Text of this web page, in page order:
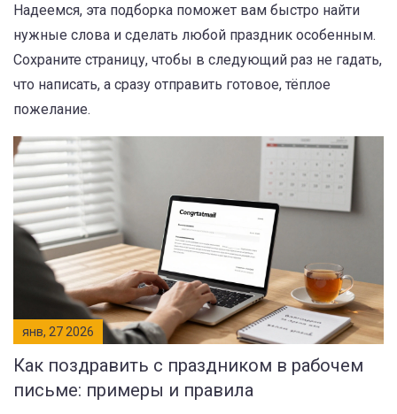
Надеемся, эта подборка поможет вам быстро найти
нужные слова и сделать любой праздник особенным.
Сохраните страницу, чтобы в следующий раз не гадать,
что написать, а сразу отправить готовое, тёплое
пожелание.
янв, 27 2026
Как поздравить с праздником в рабочем
письме: примеры и правила